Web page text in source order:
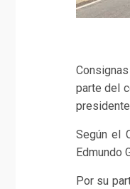
parte del
Según el
Edmundo
Por su